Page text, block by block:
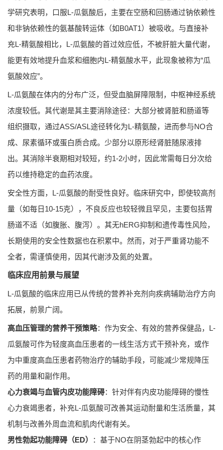
学研究表明，口服L-瓜氨酸后，主要在空肠和回肠通过钠依赖性
和非钠依赖性的氨基酸转运体（如B0AT1）被吸收。与直接补
充L-精氨酸相比，L-瓜氨酸的首过效应低，不被肝脏大量代谢，
能更有效地提升血浆和细胞内L-精氨酸水平，此现象被称为“瓜
氨酸效应”。
L-瓜氨酸在体内的分布广泛，但受血脑屏障限制，中枢神经系统
浓度较低。其代谢是其主要消除途径：大部分被肾脏和肠道等
组织摄取，通过ASS/ASL途径转化为L-精氨酸，进而参与NO合
成、尿素循环或蛋白质合成。少部分以原形经肾脏随尿液排
出。其消除半衰期相对较短，约1-2小时，因此常需每日分次给
药以维持稳定的血药浓度。
安全性方面，L-瓜氨酸的耐受性良好。临床研究中，即使较高剂
量（如每日10-15克），不良反应也较轻微且罕见，主要包括胃
肠道不适（如腹胀、腹泻）。其无hERG抑制和遗传毒性风险，
长期使用的安全性数据也在积累中。然而，对于严重肾功能不
全者，需谨慎使用，因其代谢涉及氮的处置。
临床应用前景与展望
L-瓜氨酸的临床应用已从传统的营养补充剂向疾病辅助治疗方向
拓展，前景广阔。
高血压管理的营养干预策略：作为安全、有效的营养保健品，L-
瓜氨酸可作为轻度高血压患者的一线生活方式干预补充，或作
为中重度高血压患者药物治疗的辅助手段，可能减少常规降压
药的用量和副作用。
心力衰竭与血管内皮功能障碍：针对伴有内皮功能障碍的慢性
心力衰竭患者，补充L-瓜氨酸可改善其运动耐量和生活质量，其
机制与改善外周血流和肌肉代谢有关。
男性勃起功能障碍（ED）
：基于NO在阴茎勃起中的核心作